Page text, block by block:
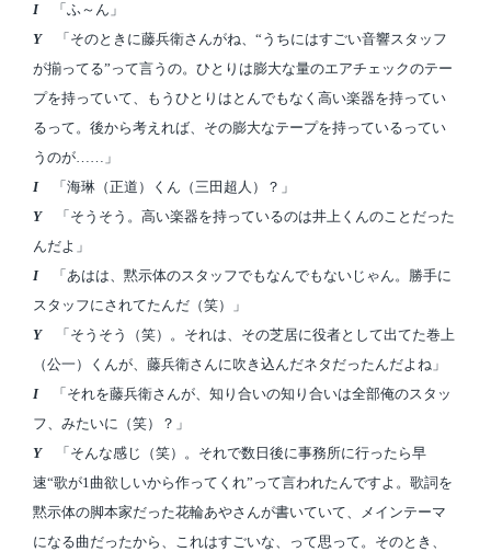
I「ふ～ん」
Y「そのときに藤兵衛さんがね、“うちにはすごい音響スタッフ
が揃ってる”って言うの。ひとりは膨大な量のエアチェックのテー
プを持っていて、もうひとりはとんでもなく高い楽器を持ってい
るって。後から考えれば、その膨大なテープを持っているってい
うのが……」
I「海琳（正道）くん（三田超人）？」
Y「そうそう。高い楽器を持っているのは井上くんのことだった
んだよ」
I「あはは、黙示体のスタッフでもなんでもないじゃん。勝手に
スタッフにされてたんだ（笑）」
Y「そうそう（笑）。それは、その芝居に役者として出てた巻上
（公一）くんが、藤兵衛さんに吹き込んだネタだったんだよね」
I「それを藤兵衛さんが、知り合いの知り合いは全部俺のスタッ
フ、みたいに（笑）？」
Y「そんな感じ（笑）。それで数日後に事務所に行ったら早
速“歌が1曲欲しいから作ってくれ”って言われたんですよ。歌詞を
黙示体の脚本家だった花輪あやさんが書いていて、メインテーマ
になる曲だったから、これはすごいな、って思って。そのとき、